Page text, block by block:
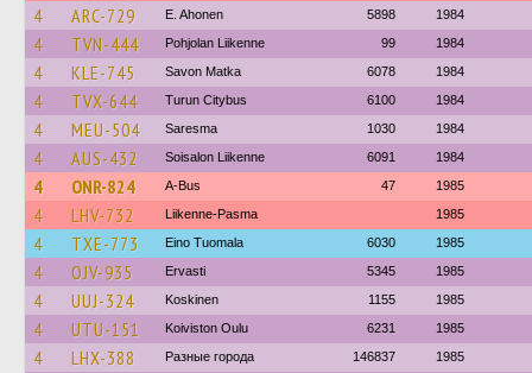
4 ARC-729 E. Ahonen 5898 1984
4 TVN-444 Pohjolan Liikenne 99 1984
4 KLE-745 Savon Matka 6078 1984
4 TVX-644 Turun Citybus 6100 1984
4 MEU-504 Saresma 1030 1984
4 AUS-432 Soisalon Liikenne 6091 1984
4 ONR-824 A-Bus 47 1985
4 LHV-732 Liikenne-Pasma 1985
4 TXE-773 Eino Tuomala 6030 1985
4 OJV-935 Ervasti 5345 1985
4 UUJ-324 Koskinen 1155 1985
4 UTU-151 Koiviston Oulu 6231 1985
4 LHX-388 Разные города 146837 1985